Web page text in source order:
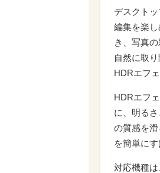
デスクト
編集を楽
き、写真
自然に取
HDRエフ
HDRエフ
に、明る
の質感を
を簡単に
対応機種は